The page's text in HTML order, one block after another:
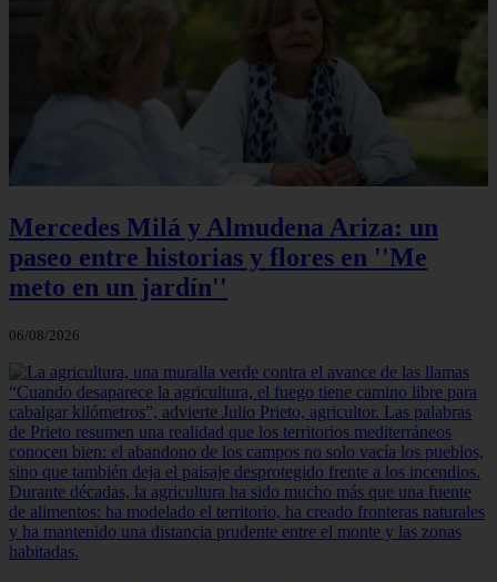
Mercedes Milá y Almudena Ariza: un
paseo entre historias y flores en ''Me
meto en un jardín''
06/08/2026